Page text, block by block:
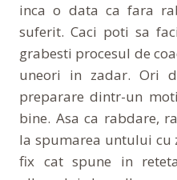
inca o data ca fara
suferit. Caci poti sa
grabesti procesul de
uneori in zadar. Ori
preparare dintr-un
bine. Asa ca rabdare,
la spumarea untului cu
fix cat spune in